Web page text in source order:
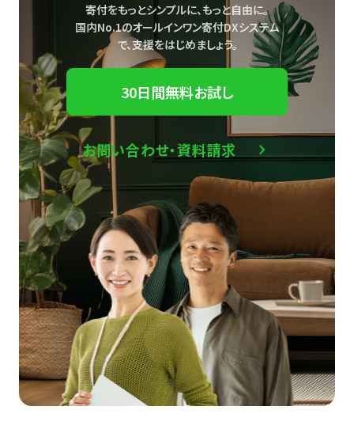
寄付をもっとシンプルに、もっと自由に。
国内No.1のオールインワン寄付DXシステム
で、支援をはじめましょう。
30日間無料お試し
お問い合わせ・資料請求